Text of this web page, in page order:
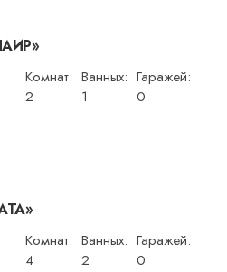
Комнат:
2
Ванных:
1
Гаражей:
0
Комнат:
4
Ванных:
2
Гаражей:
0